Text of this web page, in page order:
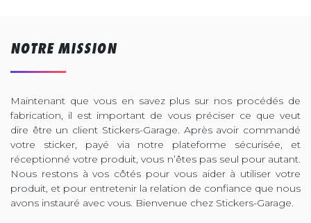
NOTRE MISSION
Maintenant que vous en savez plus sur nos procédés de
fabrication, il est important de vous préciser ce que veut
dire être un client Stickers-Garage. Après avoir commandé
votre sticker, payé via notre plateforme sécurisée, et
réceptionné votre produit, vous n’êtes pas seul pour autant.
Nous restons à vos côtés pour vous aider à utiliser votre
produit, et pour entretenir la relation de confiance que nous
avons instauré avec vous. Bienvenue chez Stickers-Garage.